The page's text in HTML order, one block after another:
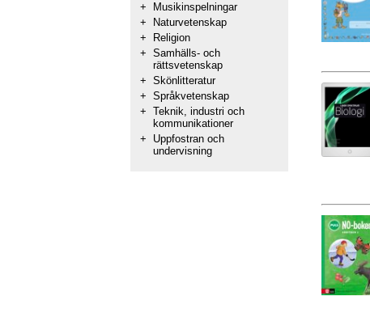
+
Musikinspelningar
+
Naturvetenskap
+
Religion
+ Samhälls- och
rättsvetenskap
+ Skönlitteratur
+ Språkvetenskap
+ Teknik, industri och
kommunikationer
+
Uppfostran och
undervisning